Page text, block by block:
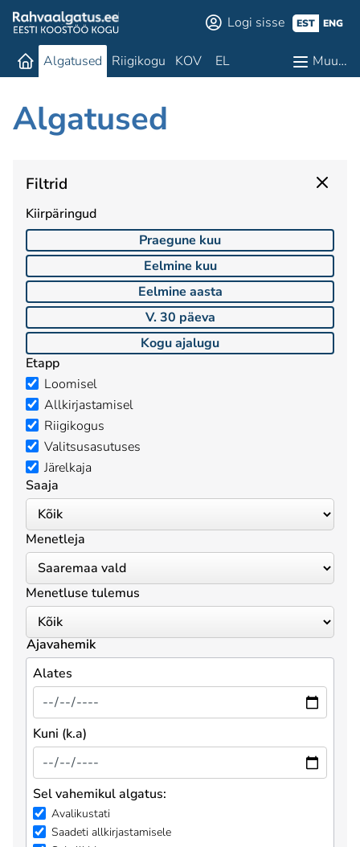
Logi sisse EST ENG
Algatused Riigikogu KOV EL Muu…
Algatused
Filtrid
Kiirpäringud
Praegune kuu
Eelmine kuu
Eelmine aasta
V. 30 päeva
Kogu ajalugu
Etapp
Loomisel
Allkirjastamisel
Riigikogus
Valitsusasutuses
Järelkaja
Saaja
Menetleja
Menetluse tulemus
Ajavahemik
Alates
Kuni (k.a)
Sel vahemikul algatus:
Avalikustati
Saadeti allkirjastamisele